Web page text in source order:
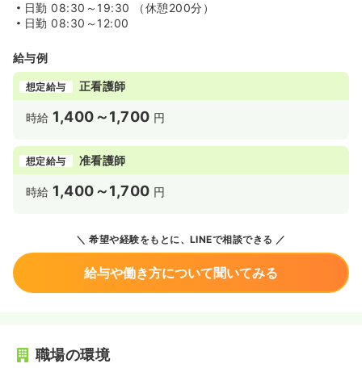
日勤 08:30～19:30 （休憩200分）
日勤 08:30～12:00
給与例
想定給与 正看護師
時給 1,400～1,700 円
想定給与 准看護師
時給 1,400～1,700 円
希望や経験をもとに、LINEで相談できる
給与や働き方について聞いてみる
職場の環境